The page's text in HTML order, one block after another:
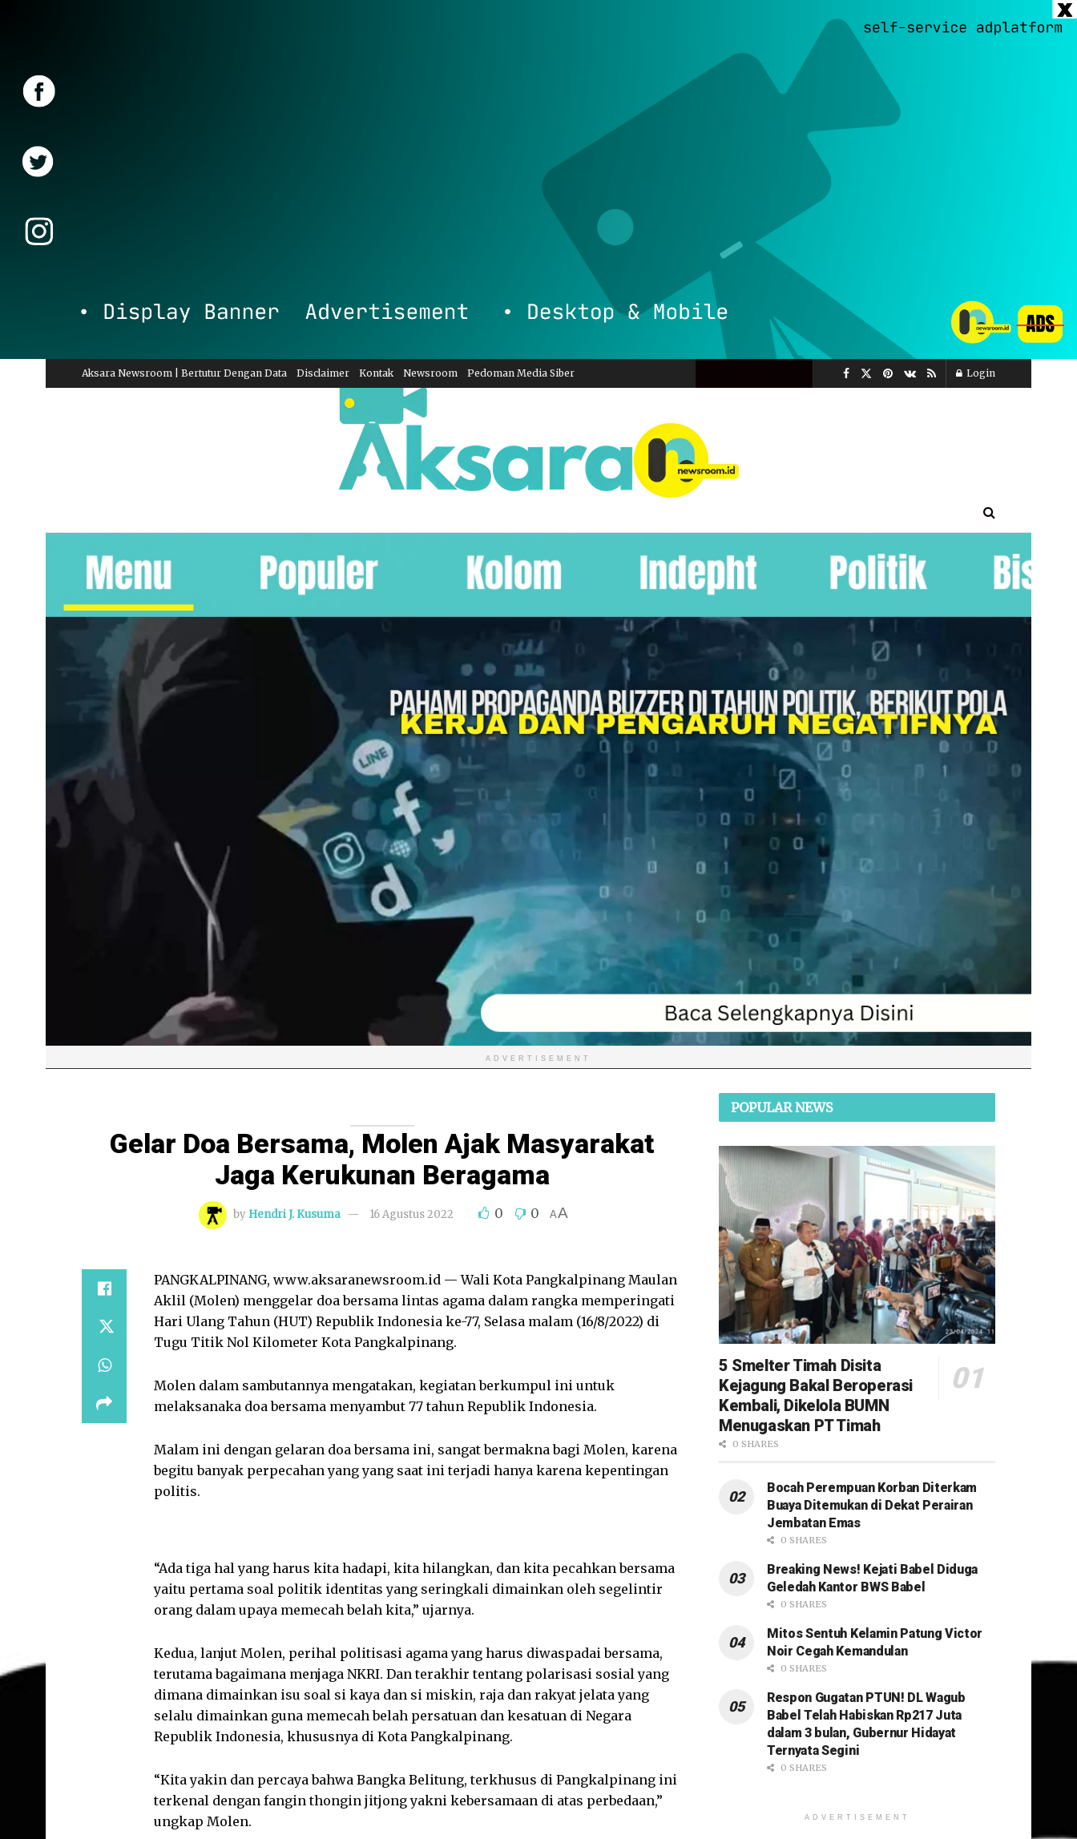
Aksara Newsroom | Bertutur Dengan Data Disclaimer Kontak Newsroom Pedoman Media Siber Login
ADVERTISEMENT
Gelar Doa Bersama, Molen Ajak Masyarakat
Jaga Kerukunan Beragama
by Hendri J. Kusuma 16 Agustus 2022 0 0 AA
PANGKALPINANG, www.aksaranewsroom.id — Wali Kota Pangkalpinang Maulan
Aklil (Molen) menggelar doa bersama lintas agama dalam rangka memperingati
Hari Ulang Tahun (HUT) Republik Indonesia ke-77, Selasa malam (16/8/2022) di
Tugu Titik Nol Kilometer Kota Pangkalpinang.
Molen dalam sambutannya mengatakan, kegiatan berkumpul ini untuk
melaksanaka doa bersama menyambut 77 tahun Republik Indonesia.
Malam ini dengan gelaran doa bersama ini, sangat bermakna bagi Molen, karena
begitu banyak perpecahan yang yang saat ini terjadi hanya karena kepentingan
politis.
“Ada tiga hal yang harus kita hadapi, kita hilangkan, dan kita pecahkan bersama
yaitu pertama soal politik identitas yang seringkali dimainkan oleh segelintir
orang dalam upaya memecah belah kita,” ujarnya.
Kedua, lanjut Molen, perihal politisasi agama yang harus diwaspadai bersama,
terutama bagaimana menjaga NKRI. Dan terakhir tentang polarisasi sosial yang
dimana dimainkan isu soal si kaya dan si miskin, raja dan rakyat jelata yang
selalu dimainkan guna memecah belah persatuan dan kesatuan di Negara
Republik Indonesia, khususnya di Kota Pangkalpinang.
“Kita yakin dan percaya bahwa Bangka Belitung, terkhusus di Pangkalpinang ini
terkenal dengan fangin thongin jitjong yakni kebersamaan di atas perbedaan,”
ungkap Molen.
POPULAR NEWS
5 Smelter Timah Disita
Kejagung Bakal Beroperasi
Kembali, Dikelola BUMN
Menugaskan PT Timah
0 SHARES
Bocah Perempuan Korban Diterkam
Buaya Ditemukan di Dekat Perairan
Jembatan Emas
0 SHARES
Breaking News! Kejati Babel Diduga
Geledah Kantor BWS Babel
0 SHARES
Mitos Sentuh Kelamin Patung Victor
Noir Cegah Kemandulan
0 SHARES
Respon Gugatan PTUN! DL Wagub
Babel Telah Habiskan Rp217 Juta
dalam 3 bulan, Gubernur Hidayat
Ternyata Segini
0 SHARES
ADVERTISEMENT